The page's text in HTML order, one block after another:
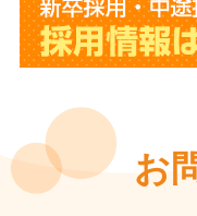
お